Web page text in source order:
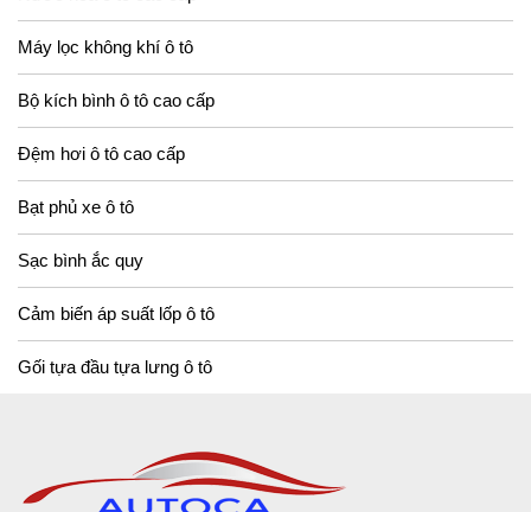
Máy lọc không khí ô tô
Bộ kích bình ô tô cao cấp
Đệm hơi ô tô cao cấp
Bạt phủ xe ô tô
Sạc bình ắc quy
Cảm biến áp suất lốp ô tô
Gối tựa đầu tựa lưng ô tô